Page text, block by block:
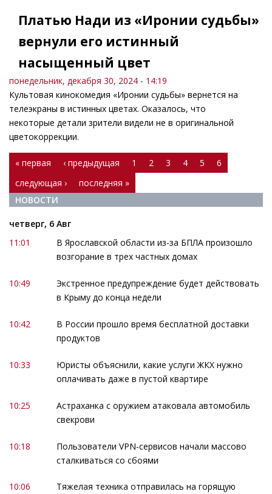
Платью Нади из «Иронии судьбы»
вернули его истинный
насыщенный цвет
понедельник, декабря 30, 2024 - 14:19
Культовая кинокомедия «Иронии судьбы» вернется на
телеэкраны в истинных цветах. Оказалось, что
некоторые детали зрители видели не в оригинальной
цветокоррекции.
Страницы
« первая ‹ предыдущая 1 2 3 4 5
6
следующая ›
последняя »
НОВОСТИ
четверг, 6 Авг
11:01
В Ярославской области из-за БПЛА произошло
возгорание в трех частных домах
10:49
Экстренное предупреждение будет действовать
в Крыму до конца недели
10:42
В России прошло время бесплатной доставки
продуктов
10:33
Юристы объяснили, какие услуги ЖКХ нужно
оплачивать даже в пустой квартире
10:25
Астраханка с оружием атаковала автомобиль
свекрови
10:18
Пользователи VPN-сервисов начали массово
сталкиваться со сбоями
10:06
Тяжелая техника отправилась на горящую